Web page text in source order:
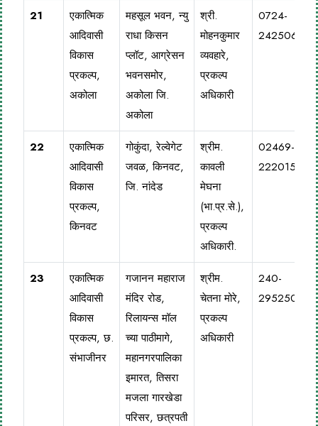
21
एकात्मिक
आदिवासी
विकास
प्रकल्प,
अकोला
महसूल भवन, न्यु
राधा किसन
प्लॉट, आग्रेसन
भवनसमोर,
अकोला जि.
अकोला
श्री.
मोहनकुमार
व्यवहारे,
प्रकल्प
अधिकारी
0724-
2425068
22
एकात्मिक
आदिवासी
विकास
प्रकल्प,
किनवट
गोकुंदा, रेल्वेगेट
जवळ, किनवट,
जि. नांदेड
श्रीम.
कावली
मेघना
(भा.प्र.से.),
प्रकल्प
अधिकारी.
02469-
222015
23
एकात्मिक
आदिवासी
विकास
प्रकल्प, छ.
संभाजीनर
गजानन महाराज
मंदिर रोड,
रिलायन्स मॉल
च्या पाठीमागे,
महानगरपालिका
इमारत, तिसरा
मजला गारखेडा
परिसर, छत्रपती
श्रीम.
चेतना मोरे,
प्रकल्प
अधिकारी
240-
2952500